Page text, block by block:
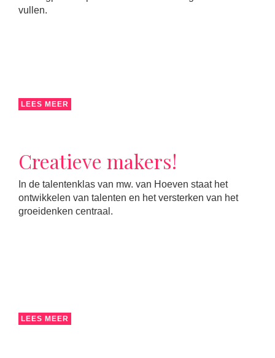
vullen.
LEES MEER
Creatieve makers!
In de talentenklas van mw. van Hoeven staat het
ontwikkelen van talenten en het versterken van het
groeidenken centraal.
LEES MEER